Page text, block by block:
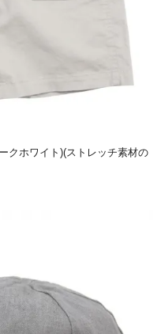
クホワイト)(ストレッチ素材の